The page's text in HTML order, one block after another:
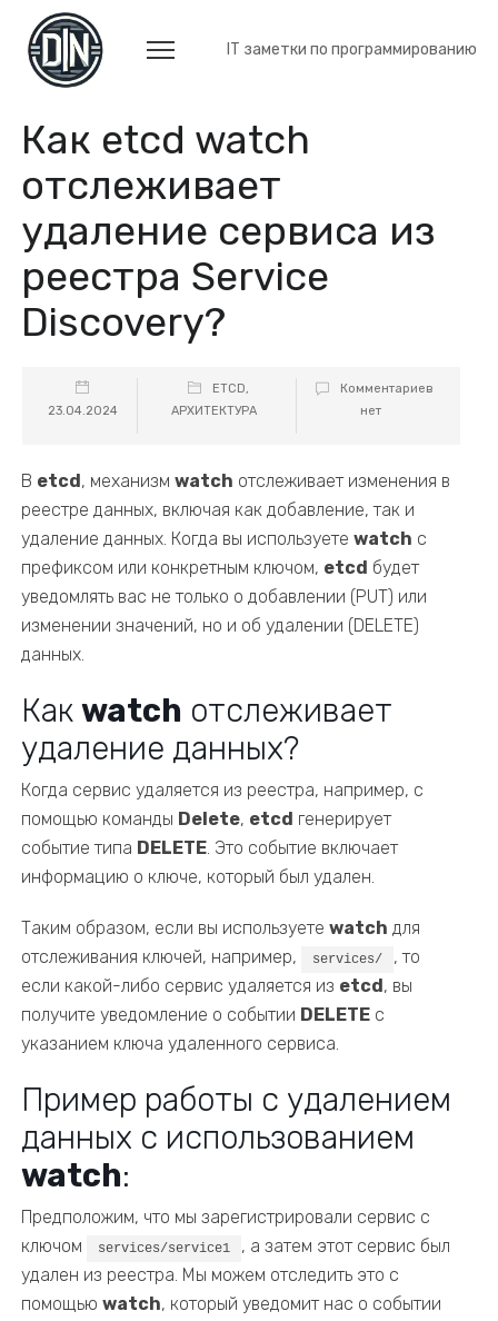
IT заметки по программированию
Как etcd watch
отслеживает
удаление сервиса из
реестра Service
Discovery?
23.04.2024
ETCD,
АРХИТЕКТУРА
Комментариев
нет
В etcd, механизмwatch отслеживает изменения в
реестре данных, включая как добавление, так и
удаление данных. Когда вы используетеwatch с
префиксом или конкретным ключом, etcd будет
уведомлять вас не только о добавлении (PUT) или
изменении значений, но и об удалении (DELETE)
данных.
Какwatch отслеживает
удаление данных?
Когда сервис удаляется из реестра, например, с
помощью команды Delete, etcd генерирует
событие типа DELETE. Это событие включает
информацию о ключе, который был удален.
Таким образом, если вы используетеwatch для
отслеживания ключей, например,
services/
, то
если какой-либо сервис удаляется из etcd, вы
получите уведомление о событии DELETE с
указанием ключа удаленного сервиса.
Пример работы с удалением
данных с использованием
watch:
Предположим, что мы зарегистрировали сервис с
ключом
services/service1
, а затем этот сервис был
удален из реестра. Мы можем отследить это с
помощьюwatch, который уведомит нас о событии